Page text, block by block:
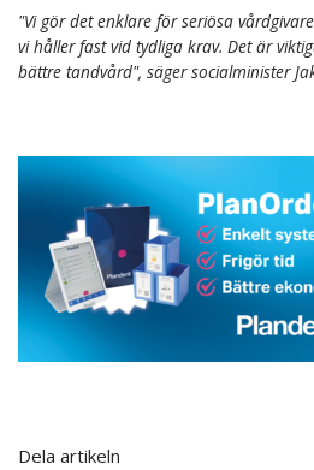
"Vi gör det enklare för seriösa
vi håller fast vid tydliga krav. Det är
bättre tandvård", säger socialminister
Dela artikeln